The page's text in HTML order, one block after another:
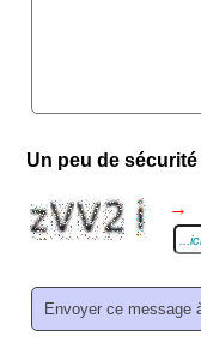
Un peu de sécurité
→